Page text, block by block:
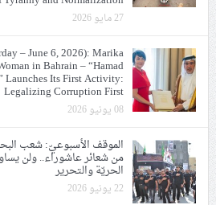
27 مايو 2026
– June 6, 2026): Marika
in Bahrain – “Hamad
Launches Its First Activity:
Legalizing Corruption First
08 يونيو 2026
الموقف الأسبوعيّ: شعب
من شعائر عاشوراء.. ولن
الحريّة والتحرير
22 يونيو 2026